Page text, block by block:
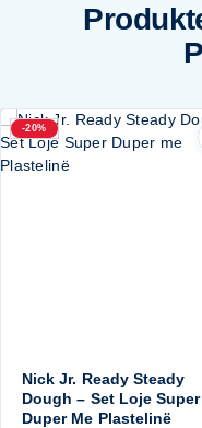
-20%
Nick Jr. Ready Steady
Dough – Set Loje Super
Duper Me Plastelinë